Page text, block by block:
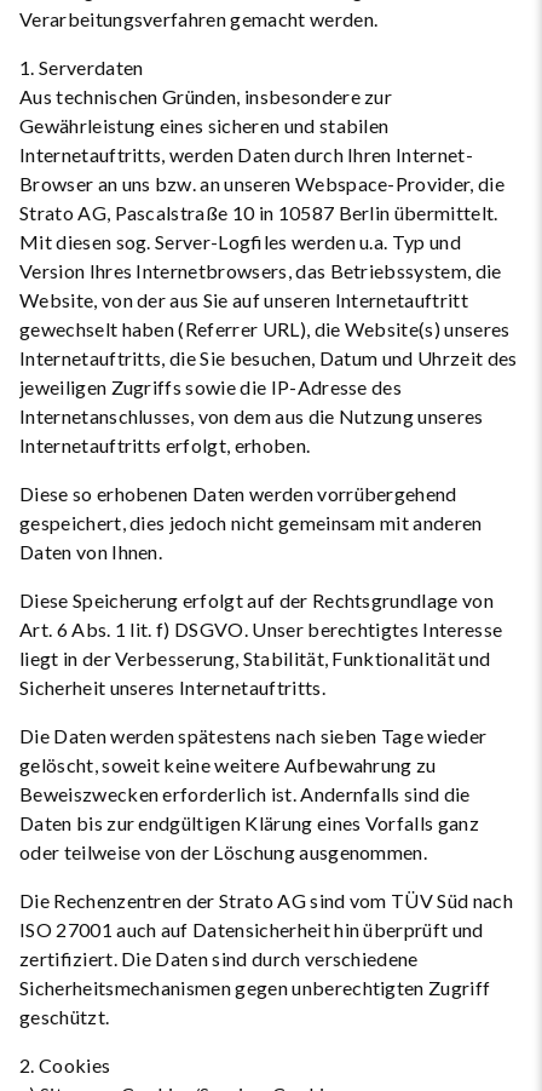
Verarbeitungsverfahren gemacht werden.
1. Serverdaten
Aus technischen Gründen, insbesondere zur
Gewährleistung eines sicheren und stabilen
Internetauftritts, werden Daten durch Ihren Internet-
Browser an uns bzw. an unseren Webspace-Provider, die
Strato AG, Pascalstraße 10 in 10587 Berlin übermittelt.
Mit diesen sog. Server-Logfiles werden u.a. Typ und
Version Ihres Internetbrowsers, das Betriebssystem, die
Website, von der aus Sie auf unseren Internetauftritt
gewechselt haben (Referrer URL), die Website(s) unseres
Internetauftritts, die Sie besuchen, Datum und Uhrzeit des
jeweiligen Zugriffs sowie die IP-Adresse des
Internetanschlusses, von dem aus die Nutzung unseres
Internetauftritts erfolgt, erhoben.
Diese so erhobenen Daten werden vorrübergehend
gespeichert, dies jedoch nicht gemeinsam mit anderen
Daten von Ihnen.
Diese Speicherung erfolgt auf der Rechtsgrundlage von
Art. 6 Abs. 1 lit. f) DSGVO. Unser berechtigtes Interesse
liegt in der Verbesserung, Stabilität, Funktionalität und
Sicherheit unseres Internetauftritts.
Die Daten werden spätestens nach sieben Tage wieder
gelöscht, soweit keine weitere Aufbewahrung zu
Beweiszwecken erforderlich ist. Andernfalls sind die
Daten bis zur endgültigen Klärung eines Vorfalls ganz
oder teilweise von der Löschung ausgenommen.
Die Rechenzentren der Strato AG sind vom TÜV Süd nach
ISO 27001 auch auf Datensicherheit hin überprüft und
zertifiziert. Die Daten sind durch verschiedene
Sicherheitsmechanismen gegen unberechtigten Zugriff
geschützt.
2. Cookies